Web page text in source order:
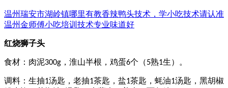
温州瑞安市湖岭镇哪里有教香辣鸭头技术，学小吃技术请认准
温州金师傅小吃培训技术专业味道好
红烧狮子头
食材：肉泥300g ，淮山半根，鸡蛋6个（5熟1生）。
调料：生抽1汤匙，老抽1茶匙，盐1茶匙，蚝油1汤匙，黑胡椒